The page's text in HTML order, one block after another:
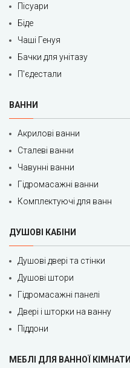
Пісуари
Біде
Чаші Генуя
Бачки для унітазу
П'єдестали
ВАННИ
Акрилові ванни
Сталеві ванни
Чавунні ванни
Гідромасажні ванни
Комплектуючі для ванн
ДУШОВІ КАБІНИ
Душові двері та стінки
Душові штори
Гідромасажні панелі
Двері і шторки на ванну
Піддони
МЕБЛІ ДЛЯ ВАННОЇ КІМНАТИ